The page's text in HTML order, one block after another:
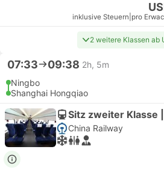
inklusive Steuern pro
2 weitere Klassen ab
07:33 09:38 2h, 5m
Ningbo
Shanghai Hongqiao
Sitz zweiter Klasse
China Railway